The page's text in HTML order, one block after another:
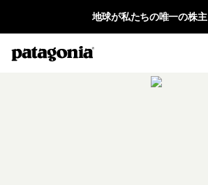
地球が私たちの唯一の株主